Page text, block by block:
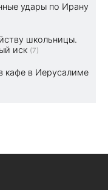
удары по Ирану
школьницы.
иск (7)
кафе в Иерусалиме